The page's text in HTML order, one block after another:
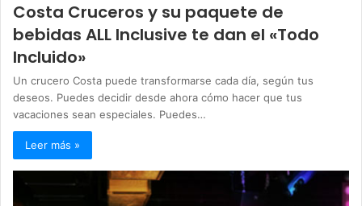
Costa Cruceros y su paquete de
bebidas ALL Inclusive te dan el «Todo
Incluido»
Un crucero Costa puede transformarse cada día, según tus
deseos. Puedes decidir desde ahora cómo hacer que tus
vacaciones sean especiales. Puedes…
Leer más »